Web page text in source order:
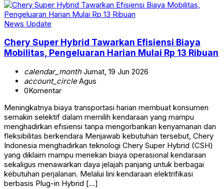
News Update
Chery Super Hybrid Tawarkan Efisiensi Biaya
Mobilitas, Pengeluaran Harian Mulai Rp 13 Ribuan
calendar_monthJumat, 19 Jun 2026
account_circleAgus
0Komentar
Meningkatnya biaya transportasi harian membuat konsumen
semakin selektif dalam memilih kendaraan yang mampu
menghadirkan efisiensi tanpa mengorbankan kenyamanan dan
fleksibilitas berkendara Menjawab kebutuhan tersebut, Chery
Indonesia menghadirkan teknologi Chery Super Hybrid (CSH)
yang diklaim mampu menekan biaya operasional kendaraan
sekaligus menawarkan daya jelajah panjang untuk berbagai
kebutuhan perjalanan. Melalui lini kendaraan elektrifikasi
berbasis Plug-in Hybrid […]